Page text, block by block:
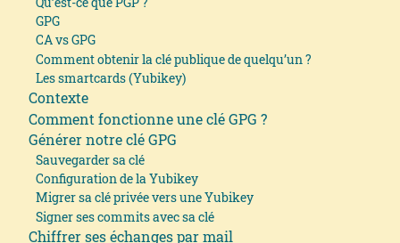
GPG
CA vs GPG
Comment obtenir la clé publique de quelqu’un ?
Les smartcards (Yubikey)
Contexte
Comment fonctionne une clé GPG ?
Générer notre clé GPG
Sauvegarder sa clé
Configuration de la Yubikey
Migrer sa clé privée vers une Yubikey
Signer ses commits avec sa clé
Chiffrer ses échanges par mail